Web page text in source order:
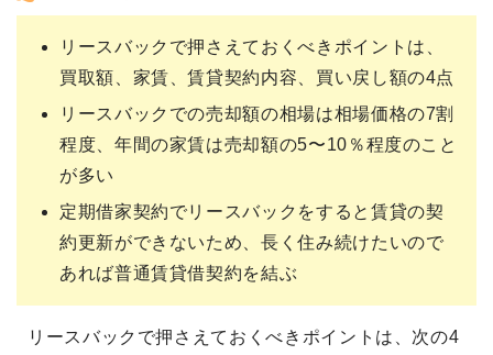
リースバックで押さえておくべきポイントは、
買取額、家賃、賃貸契約内容、買い戻し額の4点
リースバックでの売却額の相場は相場価格の7割
程度、年間の家賃は売却額の5〜10％程度のこと
が多い
定期借家契約でリースバックをすると賃貸の契
約更新ができないため、長く住み続けたいので
あれば普通賃貸借契約を結ぶ
リースバックで押さえておくべきポイントは、次の4